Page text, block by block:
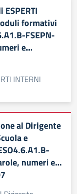
formativi
FSEPN-
e…
INTERNI
al Dirigente
e
numeri e…